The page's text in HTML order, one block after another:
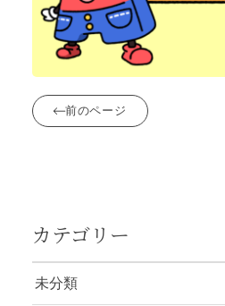
前のページ
カテゴリー
未分類